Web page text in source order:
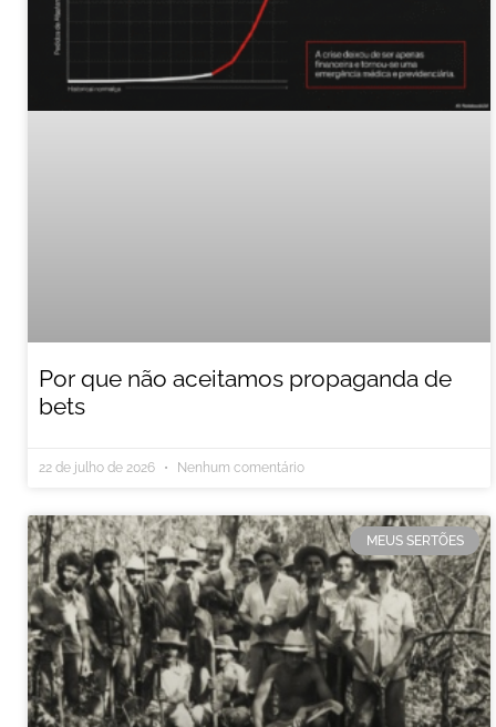
Por que não aceitamos propaganda de
bets
22 de julho de 2026 Nenhum comentário
MEUS SERTÕES